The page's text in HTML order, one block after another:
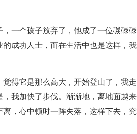
一个孩子放弃了，他成了一位碳碌碌
成功人士，而在生活中也是这样，我
得它是那么高大，开始登山了，我走
我加快了步伐。渐渐地，离地面越来
，心中顿时一阵失落，这样下去，究